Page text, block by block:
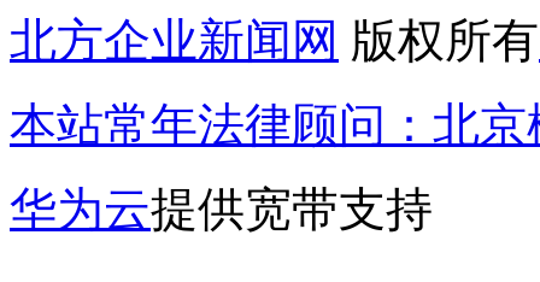
北方企业新闻网 版权所有
本站常年法律顾问：北
华为云提供宽带支持